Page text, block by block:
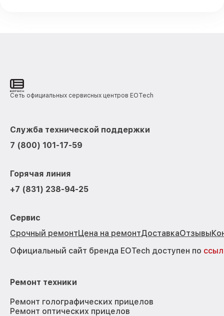
Сеть официальных сервисных центров EOTech
Служба технической поддержки
7 (800) 101-17-59
Горячая линия
+7 (831) 238-94-25
Сервис
Срочный ремонтЦена на ремонтДоставкаОтзывы
Официальный сайт бренда EOTech доступен по
Ремонт техники
Ремонт голографических прицелов
Ремонт оптических прицелов